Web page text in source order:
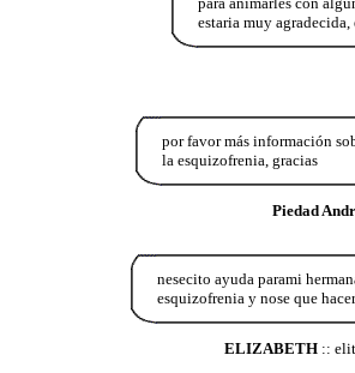
estaria muy
por favor más información
la esquizofrenia, gracias
Piedad
nesecito ayuda parami
esquizofrenia y nose que hacer
ELIZABETH::